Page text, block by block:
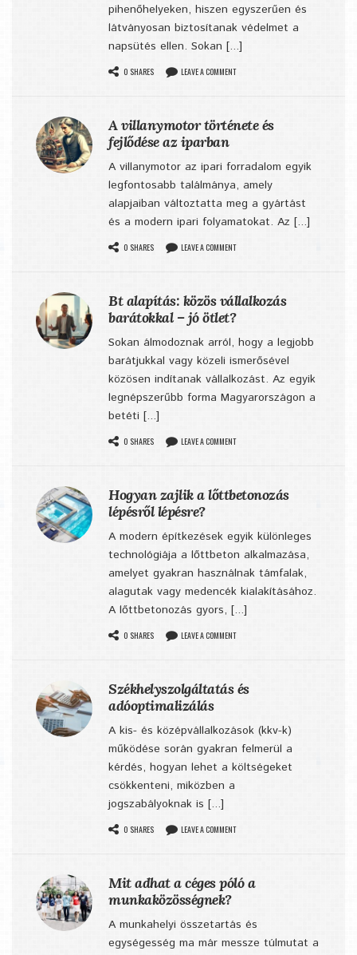
pihenőhelyeken, hiszen egyszerűen és
látványosan biztosítanak védelmet a
napsütés ellen. Sokan [...]
0 SHARES LEAVE A COMMENT
A villanymotor története és
fejlődése az iparban
A villanymotor az ipari forradalom egyik
legfontosabb találmánya, amely
alapjaiban változtatta meg a gyártást
és a modern ipari folyamatokat. Az [...]
0 SHARES LEAVE A COMMENT
Bt alapítás: közös vállalkozás
barátokkal – jó ötlet?
Sokan álmodoznak arról, hogy a legjobb
barátjukkal vagy közeli ismerősével
közösen indítanak vállalkozást. Az egyik
legnépszerűbb forma Magyarországon a
betéti [...]
0 SHARES LEAVE A COMMENT
Hogyan zajlik a lőttbetonozás
lépésről lépésre?
A modern építkezések egyik különleges
technológiája a lőttbeton alkalmazása,
amelyet gyakran használnak támfalak,
alagutak vagy medencék kialakításához.
A lőttbetonozás gyors, [...]
0 SHARES LEAVE A COMMENT
Székhelyszolgáltatás és
adóoptimalizálás
A kis- és középvállalkozások (kkv-k)
működése során gyakran felmerül a
kérdés, hogyan lehet a költségeket
csökkenteni, miközben a
jogszabályoknak is [...]
0 SHARES LEAVE A COMMENT
Mit adhat a céges póló a
munkaközösségnek?
A munkahelyi összetartás és
egységesség ma már messze túlmutat a